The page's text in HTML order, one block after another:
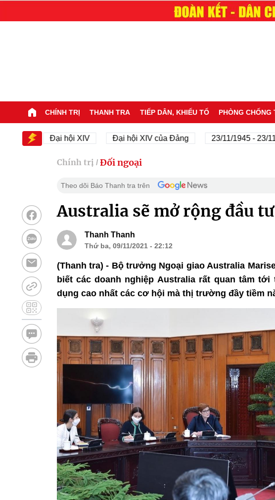
CHÍNH TRỊ THANH TRA TIẾP DÂN, KHIẾU TỐ PHÒNG CHỐNG
Đại hội XIV Đại hội XIV của Đảng 23/11/1945 - 23/11/
Chính trị / Đối ngoại
Theo dõi Báo Thanh tra trên
Australia sẽ mở rộng đầu
Thanh Thanh
Thứ ba, 09/11/2021 - 22:12
(Thanh tra) - Bộ trưởng Ngoại giao Australia
biết các doanh nghiệp Australia rất quan tâm
dụng cao nhất các cơ hội mà thị trường đầy tiềm